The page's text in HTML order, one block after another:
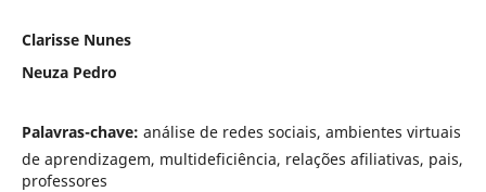
Clarisse Nunes
Neuza Pedro
Palavras-chave: análise de redes sociais, ambientes virtuais
de aprendizagem, multideficiência, relações afiliativas, pais,
professores